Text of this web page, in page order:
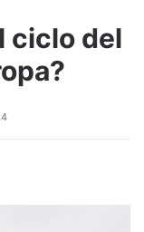
ciclo del